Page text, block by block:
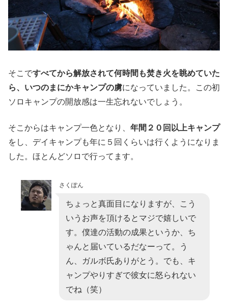
そこですべてから解放されて何時間も焚き火を眺めていた
ら、いつのまにかキャンプの虜になっていました。この初
ソロキャンプの開放感は一生忘れないでしょう。
そこからはキャンプ一色となり、 年間２０回以上キャンプ
をし、デイキャンプも年に５回くらいは行くようになりま
した。ほとんどソロで行ってます。
さくぽん
ちょっと真面目になりますが、こう
いうお声を頂けるとマジで嬉しいで
す。僕達の活動の成果というか、ち
ゃんと届いているだなーって。う
ん、ガルボ氏ありがとう。でも、キ
ャンプやりすぎで彼女に怒られない
でね（笑）